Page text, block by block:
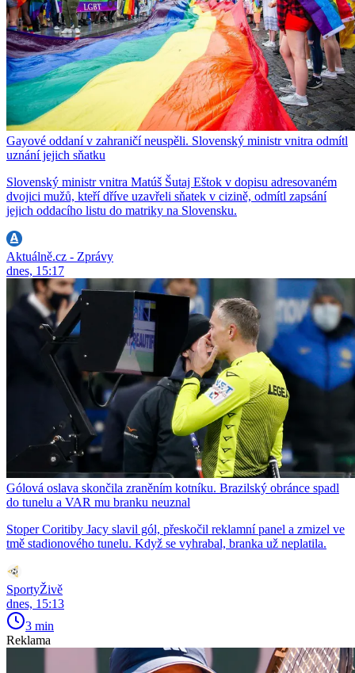
Gayové oddaní v zahraničí neuspěli. Slovenský ministr vnitra odmítl
uznání jejich sňatku
Slovenský ministr vnitra Matúš Šutaj Eštok v dopisu adresovaném
dvojici mužů, kteří dříve uzavřeli sňatek v cizině, odmítl zapsání
jejich oddacího listu do matriky na Slovensku.
Aktuálně.cz - Zprávy
dnes, 15:17
Gólová oslava skončila zraněním kotníku. Brazilský obránce spadl
do tunelu a VAR mu branku neuznal
Stoper Coritiby Jacy slavil gól, přeskočil reklamní panel a zmizel ve
tmě stadionového tunelu. Když se vyhrabal, branka už neplatila.
SportyŽivě
dnes, 15:13
3 min
Reklama